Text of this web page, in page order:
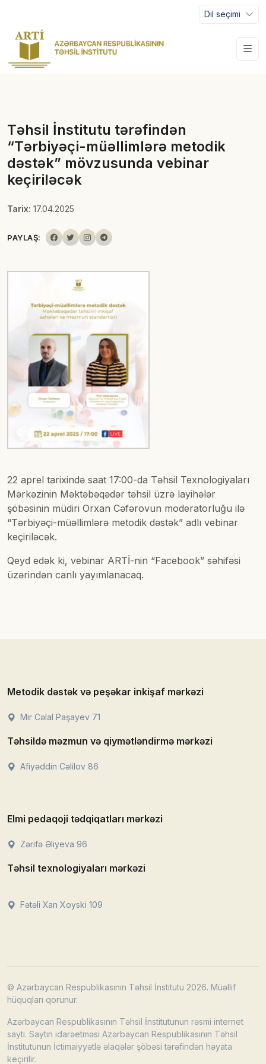
Dil seçimi
Təhsil İnstitutu tərəfindən
“Tərbiyəçi-müəllimlərə metodik
dəstək” mövzusunda vebinar
keçiriləcək
Tarix: 17.04.2025
PAYLAŞ:
22 aprel tarixində saat 17:00-da Təhsil Texnologiyaları
Mərkəzinin Məktəbəqədər təhsil üzrə layihələr
şöbəsinin müdiri Orxan Cəfərovun moderatorluğu ilə
“Tərbiyəçi-müəllimlərə metodik dəstək” adlı vebinar
keçiriləcək.
Qeyd edək ki, vebinar ARTİ-nin “Facebook” səhifəsi
üzərindən canlı yayımlanacaq.
Metodik dəstək və peşəkar inkişaf mərkəzi
Mir Cəlal Paşayev 71
Təhsildə məzmun və qiymətləndirmə mərkəzi
Afiyəddin Cəlilov 86
Elmi pedaqoji tədqiqatları mərkəzi
Zərifə Əliyeva 96
Təhsil texnologiyaları mərkəzi
Fətəli Xan Xoyski 109
© Azərbaycan Respublikasının Təhsil İnstitutu 2026. Müəllif
hüquqları qorunur.
Azərbaycan Respublikasının Təhsil İnstitutunun rəsmi internet
saytı. Saytın idarəetməsi Azərbaycan Respublikasının Təhsil
İnstitutunun İctimaiyyətlə əlaqələr şöbəsi tərəfindən həyata
keçirilir.